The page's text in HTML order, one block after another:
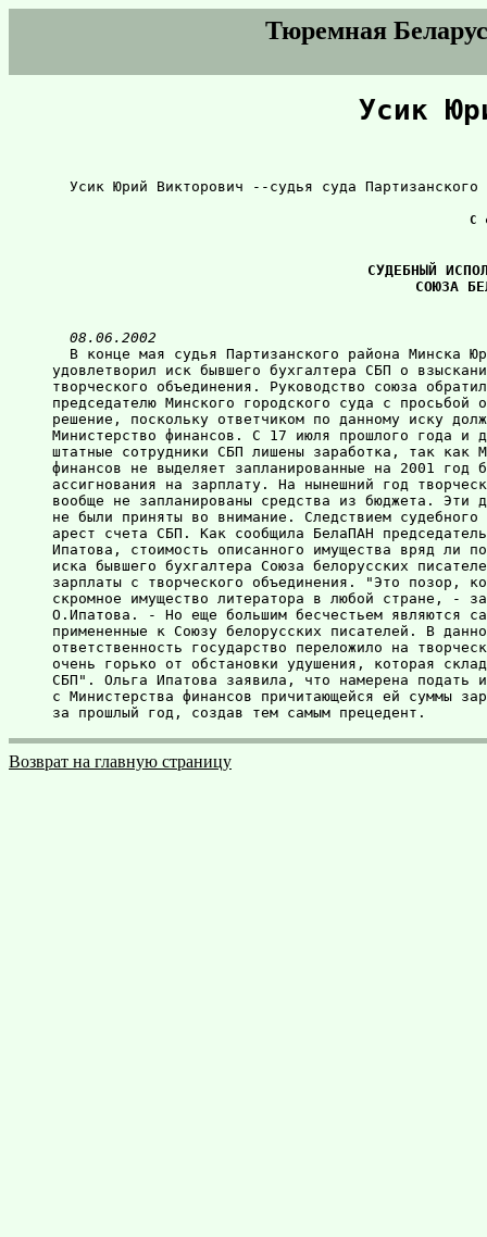
Тюремная
Усик
Усик Юрий Викторович --судья суда Партизанского
С
СУДЕБНЫЙ
СОЮЗА
08.06.2002
В конце мая судья Партизанского района Минска
удовлетворил иск бывшего бухгалтера СБП о
творческого объединения. Руководство союза
председателю Минского городского суда с просьбой
решение, поскольку ответчиком по данному иску
Министерство финансов. С 17 июля прошлого года и
штатные сотрудники СБП лишены заработка, так как
финансов не выделяет запланированные на 2001 год
ассигнования на зарплату. На нынешний год
вообще не запланированы средства из бюджета. Эти
не были приняты во внимание. Следствием судебного
арест счета СБП. Как сообщила БелаПАН
Ипатова, стоимость описанного имущества вряд ли
иска бывшего бухгалтера Союза белорусских
зарплаты с творческого объединения. "Это позор,
скромное имущество литератора в любой стране, -
О.Ипатова. - Но еще большим бесчестьем являются
примененные к Союзу белорусских писателей. В
ответственность государство переложило на
очень горько от обстановки удушения, которая
СБП". Ольга Ипатова заявила, что намерена подать
с Министерства финансов причитающейся ей суммы
Возврат на главную страницу